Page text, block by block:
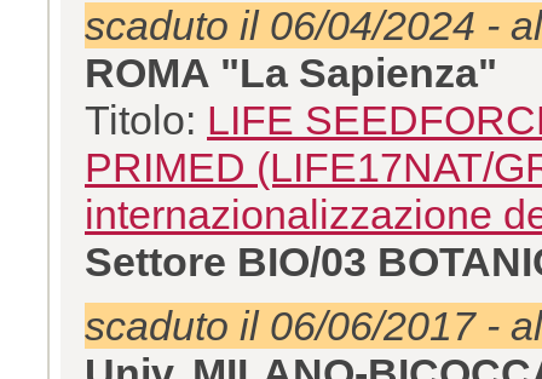
scaduto il 06/04/2024 -
ROMA "La Sapienza"
Titolo: LIFE
PRIMED (LIFE17NAT/
internazionalizzazione
Settore BIO/03
scaduto il 06/06/2017 -